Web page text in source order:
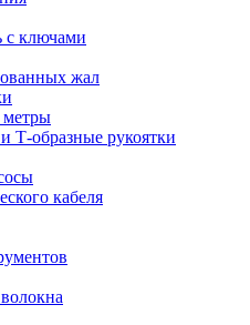
с ключами
жал
образные рукоятки
кабеля